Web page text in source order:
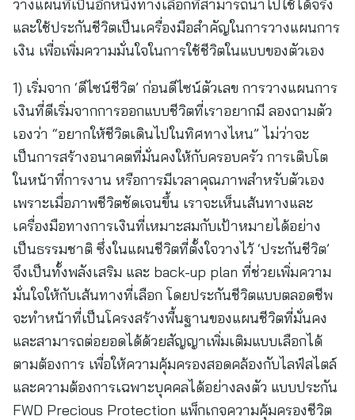
วางแผนที่เป็นอีกหนึ่งทางเลือกที่สามารถนำไปใช้ได้จริง
และใช้ประกันชีวิตเป็นเครื่องมือสำคัญในการวางแผนการ
เงิน เพื่อเพิ่มความมั่นใจในการใช้ชีวิตในแบบของตัวเอง
1) เริ่มจาก ‘ดีไซน์ชีวิต’ ก่อนดีไซน์ตัวเลข การวางแผนการ
เงินที่ดีเริ่มจากการออกแบบชีวิตที่เราอยากมี ลองถามตัว
เองว่า “อยากให้ชีวิตเดินไปในทิศทางไหน” ไม่ว่าจะ
เป็นการสร้างอนาคตที่มั่นคงให้กับครอบครัว การเติบโต
ในหน้าที่การงาน หรือการมีเวลาคุณภาพสำหรับตัวเอง
เพราะเมื่อภาพชีวิตชัดเจนขึ้น เราจะเห็นเส้นทางและ
เครื่องมือทางการเงินที่เหมาะสมกับเป้าหมายได้อย่าง
เป็นธรรมชาติ ซึ่งในแผนชีวิตที่ตั้งใจวางไว้ ‘ประกันชีวิต’
จึงเป็นทั้งพลังเสริม และ back-up plan ที่ช่วยเพิ่มความ
มั่นใจให้กับเส้นทางที่เลือก โดยประกันชีวิตแบบตลอดชีพ
จะทำหน้าที่เป็นโครงสร้างพื้นฐานของแผนชีวิตที่มั่นคง
และสามารถต่อยอดได้ด้วยสัญญาเพิ่มเติมแบบเลือกได้
ตามต้องการ เพื่อให้ความคุ้มครองสอดคล้องกับไลฟ์สไตล์
และความต้องการเฉพาะบุคคลได้อย่างลงตัว แบบประกัน
FWD Precious Protection แพ็กเกจความคุ้มครองชีวิต